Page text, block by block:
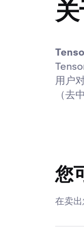
用户
（去
您
在卖